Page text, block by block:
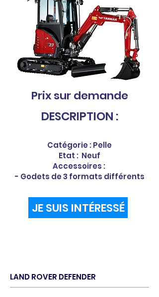
Prix sur demande
DESCRIPTION :
Catégorie : Pelle
Etat : Neuf
Accessoires :
- Godets de 3 formats différents
JE SUIS INTÉRESSÉ
LAND ROVER DEFENDER